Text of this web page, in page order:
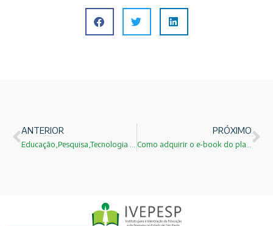
ANTERIOR PRÓXIMO